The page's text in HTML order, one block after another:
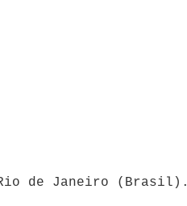
de Janeiro (Brasil).